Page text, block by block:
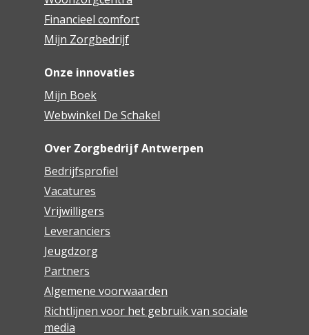
Financieel comfort
Mijn Zorgbedrijf
Onze innovaties
Mijn Boek
Webwinkel De Schakel
Over Zorgbedrijf Antwerpen
Bedrijfsprofiel
Vacatures
Vrijwilligers
Leveranciers
Jeugdzorg
Partners
Algemene voorwaarden
Richtlijnen voor het gebruik van sociale
media